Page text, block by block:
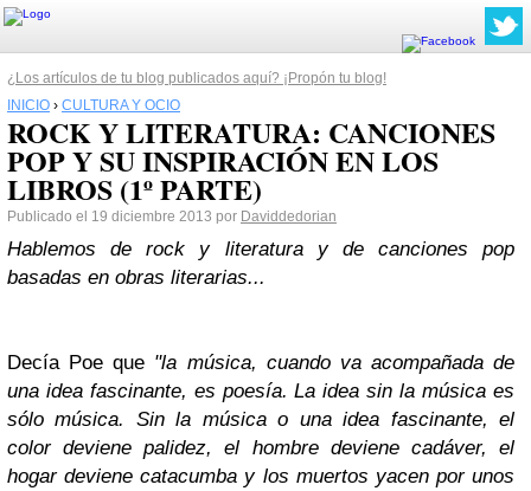
¿Los artículos de tu blog publicados aquí? ¡Propón tu blog!
INICIO › CULTURA Y OCIO
ROCK Y LITERATURA: CANCIONES
POP Y SU INSPIRACIÓN EN LOS
LIBROS (1º PARTE)
Publicado el 19 diciembre 2013 por Daviddedorian
Hablemos de rock y literatura y de canciones pop
basadas en obras literarias...
Decía Poe que "la música, cuando va acompañada de
una idea fascinante, es poesía. La idea sin la música es
sólo música. Sin la música o una idea fascinante, el
color deviene palidez, el hombre deviene cadáver, el
hogar deviene catacumba y los muertos yacen por unos